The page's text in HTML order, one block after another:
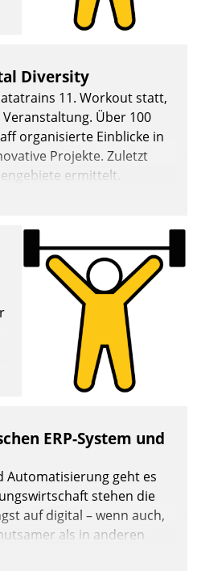
Diversity
11. Workout statt,
Über 100
organisierte Einblicke in
Projekte. Zuletzt
ermittelt.
ERP-System und
Automatisierung geht es
stehen die
auf digital – wenn auch,
als in anderen